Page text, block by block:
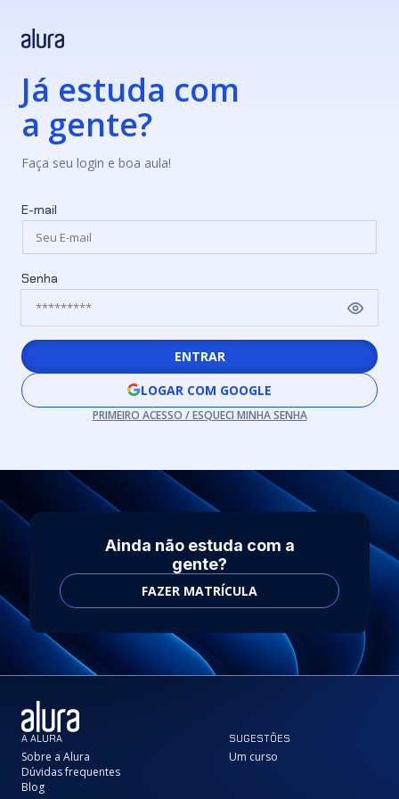
Já estuda com
a gente?
Faça seu login e boa aula!
E-mail
Senha
ENTRAR
LOGAR COM GOOGLE
PRIMEIRO ACESSO / ESQUECI MINHA SENHA
Ainda não estuda com a
gente?
FAZER MATRÍCULA
A ALURA
Sobre a Alura
Dúvidas frequentes
Blog
SUGESTÕES
Um curso